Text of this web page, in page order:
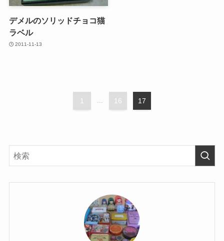
デメルのソリッドチョコ猫
ラベル
2011-11-13
1 ... 16 17